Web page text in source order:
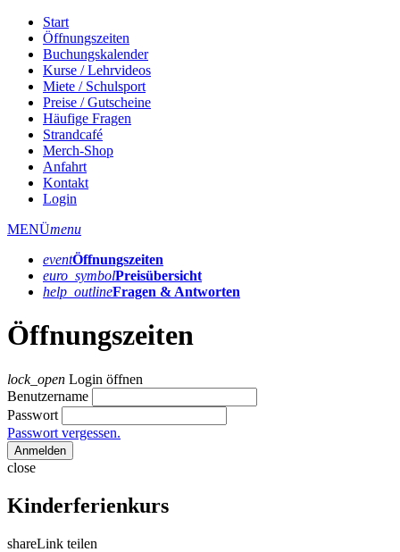
Start
Öffnungszeiten
Buchungskalender
Kurse / Lehrvideos
Miete / Schulsport
Preise / Gutscheine
Häufige Fragen
Strandcafé
Merch-Shop
Anfahrt
Kontakt
Login
MENÜmenu
eventÖffnungs­zeiten
euro_symbolPreis­übersicht
help_outlineFragen & Antworten
Öffnungszeiten
lock_open Login öffnen
Benutzername
Passwort
Passwort vergessen.
Anmelden
close
Kinderferienkurs
shareLink teilen